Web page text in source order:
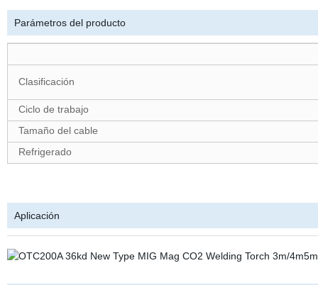
Parámetros del producto
Clasificación
Ciclo de trabajo
Tamaño del cable
Refrigerado
Aplicación